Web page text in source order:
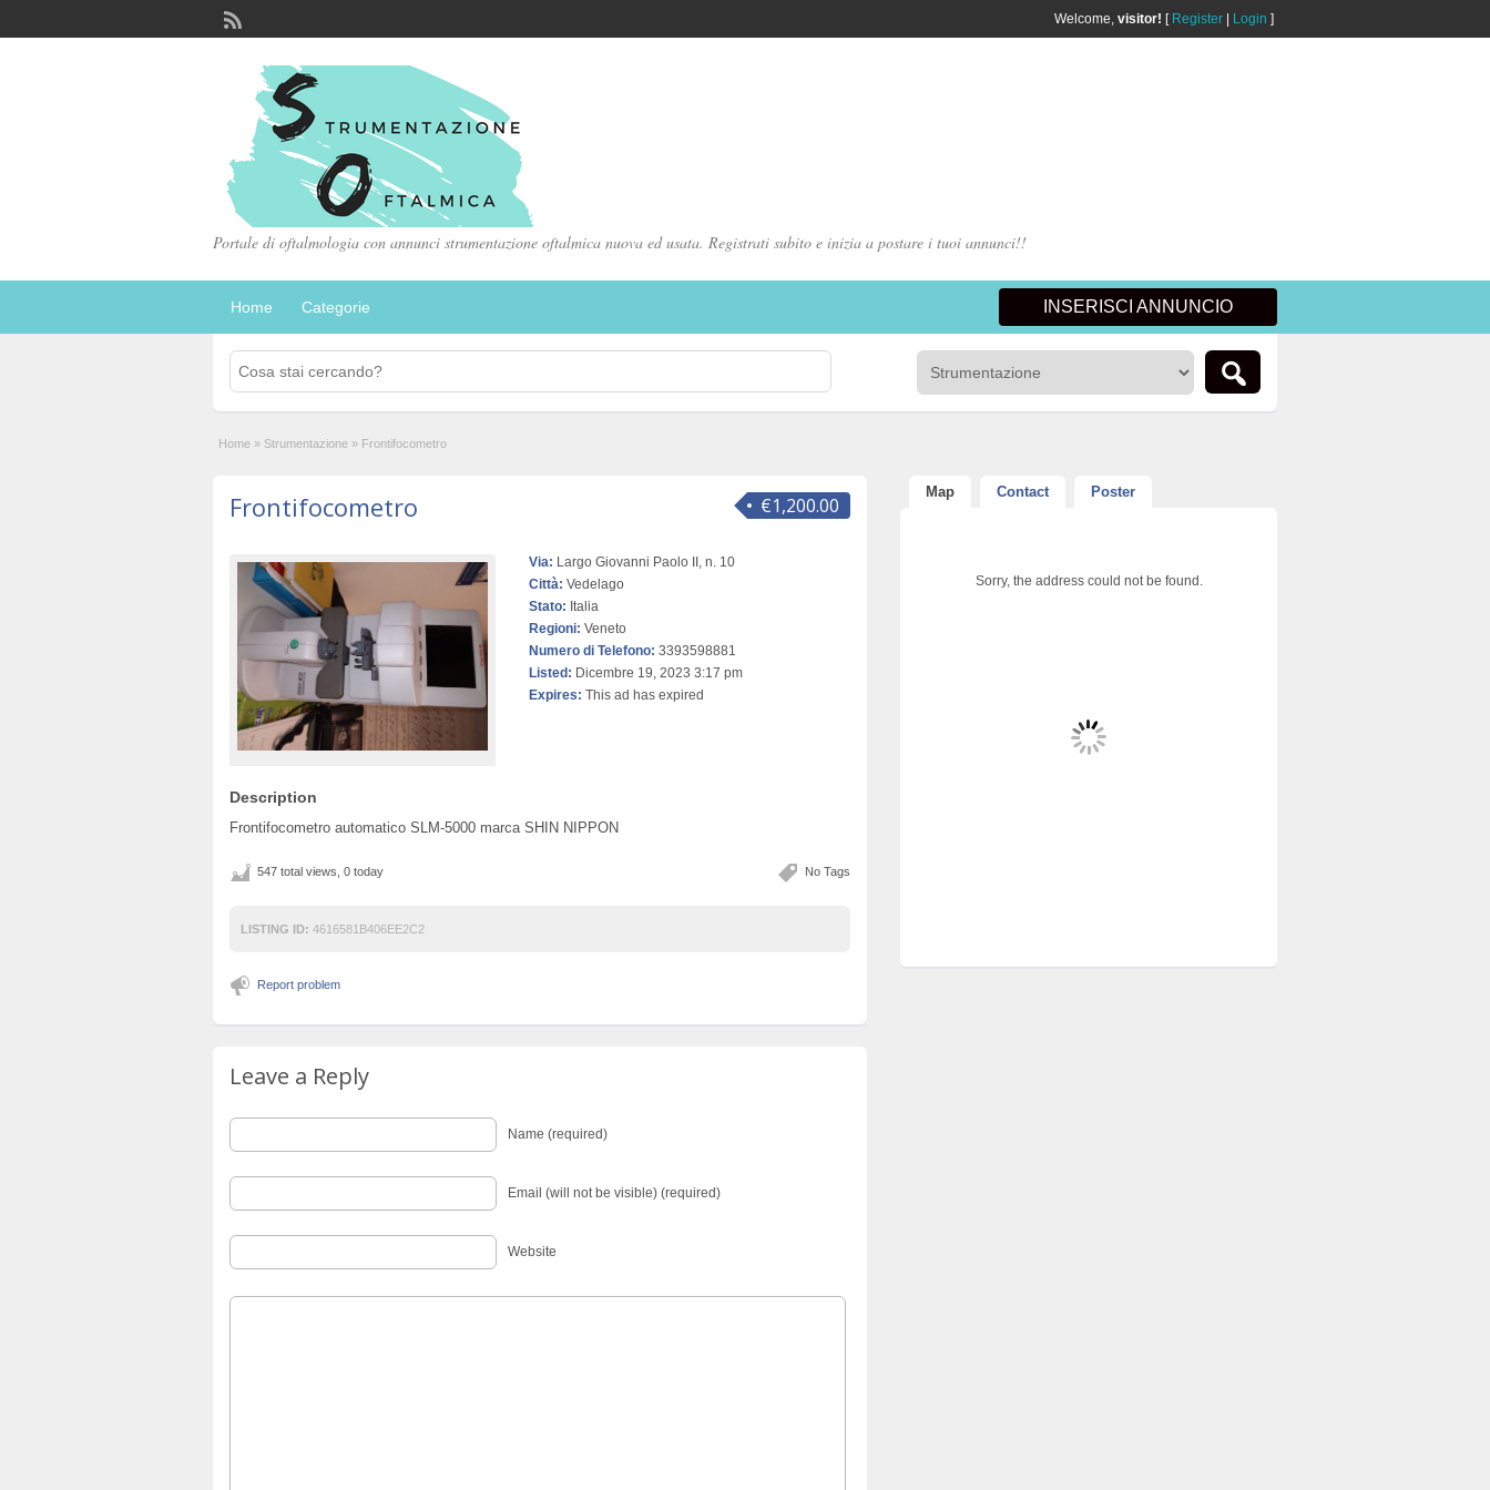
Welcome, visitor! [ Register Login ]
Portale di oftalmologia con annunci strumentazione oftalmica nuova ed usata. Registrati subito e inizia a postare i tuoi annunci!!
Home Categorie INSERISCI ANNUNCIO
Home » Strumentazione » Frontifocometro
€1,200.00
Frontifocometro
Via: Largo Giovanni Paolo II, n. 10
Città: Vedelago
Stato: Italia
Regioni: Veneto
Numero di Telefono: 3393598881
Listed: Dicembre 19, 2023 3:17 pm
Expires: This ad has expired
Description
Frontifocometro automatico SLM-5000 marca SHIN NIPPON
No Tags
547 total views, 0 today
LISTING ID: 4616581B406EE2C2
Report problem
Leave a Reply
Name (required)
Email (will not be visible) (required)
Website
Map Contact Poster
Sorry, the address could not be found.